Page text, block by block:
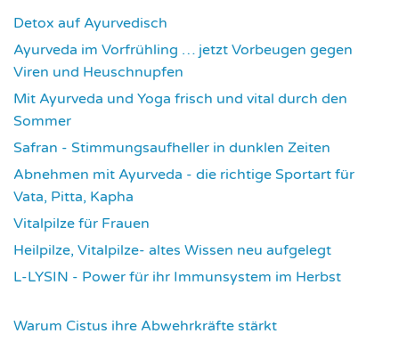
Detox auf Ayurvedisch
Ayurveda im Vorfrühling … jetzt Vorbeugen gegen
Viren und Heuschnupfen
Mit Ayurveda und Yoga frisch und vital durch den
Sommer
Safran - Stimmungsaufheller in dunklen Zeiten
Abnehmen mit Ayurveda - die richtige Sportart für
Vata, Pitta, Kapha
Vitalpilze für Frauen
Heilpilze, Vitalpilze- altes Wissen neu aufgelegt
L-LYSIN - Power für ihr Immunsystem im Herbst
Warum Cistus ihre Abwehrkräfte stärkt